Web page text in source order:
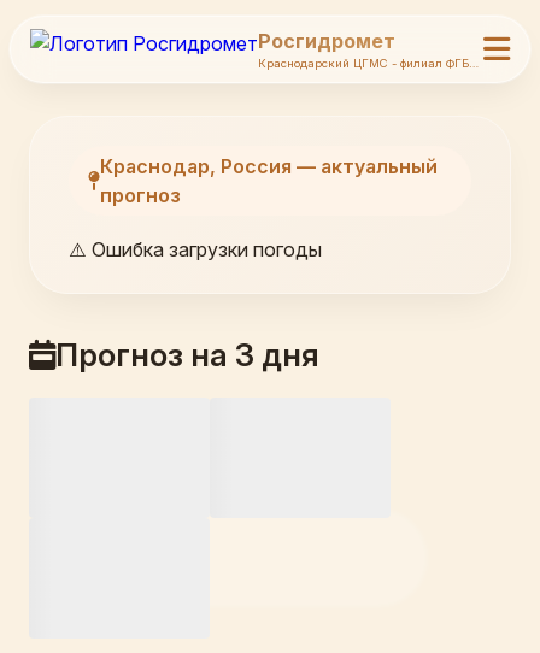
Росгидромет
Краснодар, Россия — актуальный
прогноз
⚠️ Ошибка загрузки погоды
Прогноз на 3 дня